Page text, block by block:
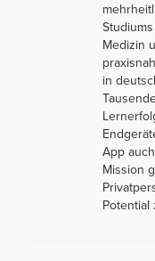
Medizin
in
App
Mission
Potential